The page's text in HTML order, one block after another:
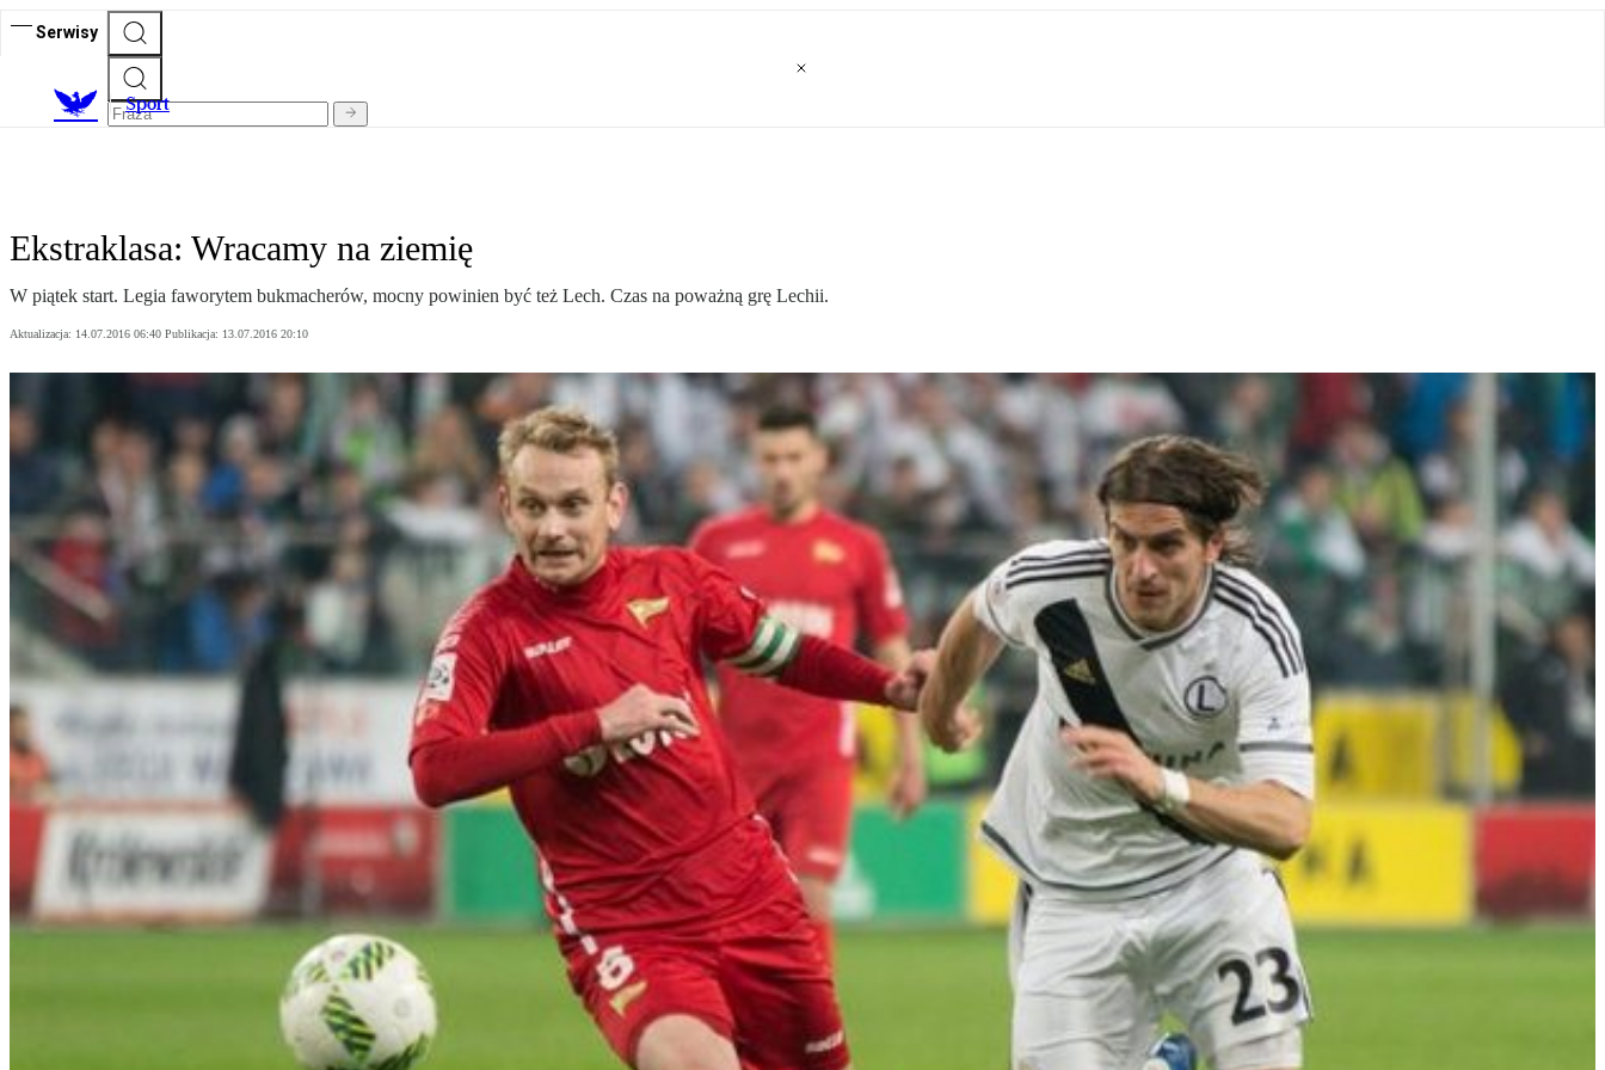
Serwisy
Sport
Ekstraklasa: Wracamy na ziemię
W piątek start. Legia faworytem bukmacherów, mocny powinien być też Lech. Czas na poważną grę Lechii.
Aktualizacja: 14.07.2016 06:40 Publikacja: 13.07.2016 20:10